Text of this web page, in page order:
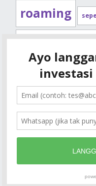
roaming
Standard
Telkomsel
tips kpr XL